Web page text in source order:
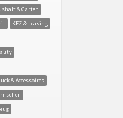
& Garten
KFZ & Leasing
& Accessoires